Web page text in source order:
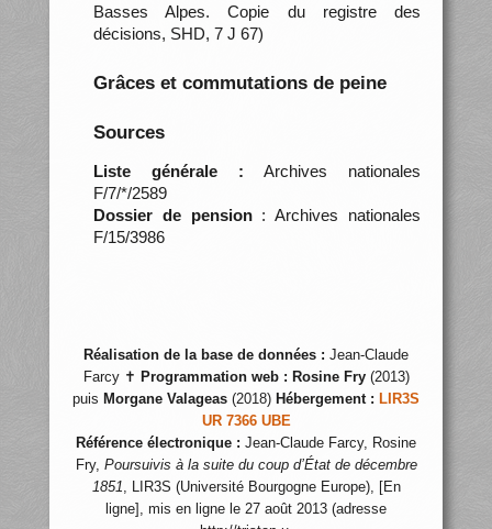
Basses Alpes. Copie du registre des
décisions, SHD, 7 J 67)
Grâces et commutations de peine
Sources
Liste générale : Archives nationales
F/7/*/2589
Dossier de pension: Archives nationales
F/15/3986
Réalisation de la base de données : Jean-Claude
Farcy ✝ Programmation web : Rosine Fry(2013)
puis Morgane Valageas (2018) Hébergement : LIR3S
UR 7366 UBE
Référence électronique : Jean-Claude Farcy, Rosine
Fry, Poursuivis à la suite du coup d’État de décembre
1851, LIR3S (Université Bourgogne Europe), [En
ligne], mis en ligne le 27 août 2013 (adresse